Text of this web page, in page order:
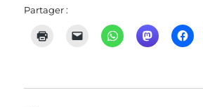
Partager :